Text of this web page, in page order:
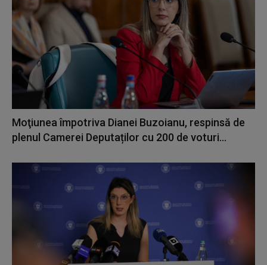
Moţiunea împotriva Dianei Buzoianu, respinsă de
plenul Camerei Deputaților cu 200 de voturi...